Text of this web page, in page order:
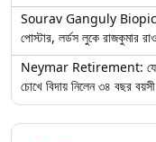
Sourav Ganguly Biopic:
পোস্টার, লর্ডস লুকে রাজকুমার রাও
Neymar Retirement: যে
চোখে বিদায় নিলেন ৩৪ বছর